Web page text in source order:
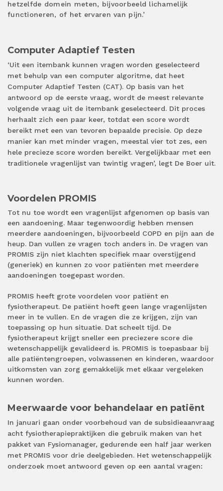
hetzelfde domein meten, bijvoorbeeld lichamelijk
functioneren, of het ervaren van pijn.’
Computer Adaptief Testen
‘Uit een itembank kunnen vragen worden geselecteerd
met behulp van een computer algoritme, dat heet
Computer Adaptief Testen (CAT). Op basis van het
antwoord op de eerste vraag, wordt de meest relevante
volgende vraag uit de itembank geselecteerd. Dit proces
herhaalt zich een paar keer, totdat een score wordt
bereikt met een van tevoren bepaalde precisie. Op deze
manier kan met minder vragen, meestal vier tot zes, een
hele precieze score worden bereikt. Vergelijkbaar met een
traditionele vragenlijst van twintig vragen’, legt De Boer uit.
Voordelen PROMIS
Tot nu toe wordt een vragenlijst afgenomen op basis van
een aandoening. Maar tegenwoordig hebben mensen
meerdere aandoeningen, bijvoorbeeld COPD en pijn aan de
heup. Dan vullen ze vragen toch anders in. De vragen van
PROMIS zijn niet klachten specifiek maar overstijgend
(generiek) en kunnen zo voor patiënten met meerdere
aandoeningen toegepast worden.
PROMIS heeft grote voordelen voor patiënt en
fysiotherapeut. De patiënt hoeft geen lange vragenlijsten
meer in te vullen. En de vragen die ze krijgen, zijn van
toepassing op hun situatie. Dat scheelt tijd. De
fysiotherapeut krijgt sneller een preciezere score die
wetenschappelijk gevalideerd is. PROMIS is toepasbaar bij
alle patiëntengroepen, volwassenen en kinderen, waardoor
uitkomsten van zorg gemakkelijk met elkaar vergeleken
kunnen worden.
Meerwaarde voor behandelaar en patiënt
In januari gaan onder voorbehoud van de subsidieaanvraag
acht fysiotherapiepraktijken die gebruik maken van het
pakket van Fysiomanager, gedurende een half jaar werken
met PROMIS voor drie deelgebieden. Het wetenschappelijk
onderzoek moet antwoord geven op een aantal vragen: